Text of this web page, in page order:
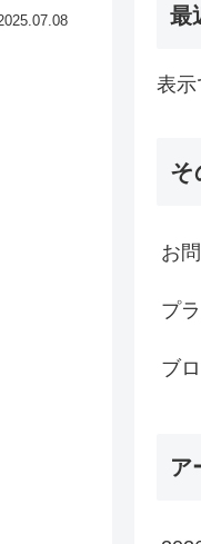
最
表示
そ
お
プ
ブ
ア